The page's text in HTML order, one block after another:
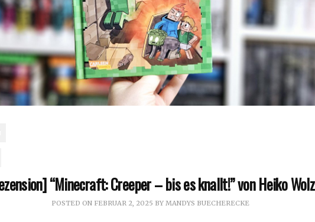
“Minecraft: Creeper – bis es knallt!” von Heiko Wolz
POSTED ON FEBRUAR 2, 2025 BY MANDYS BUECHERECKE